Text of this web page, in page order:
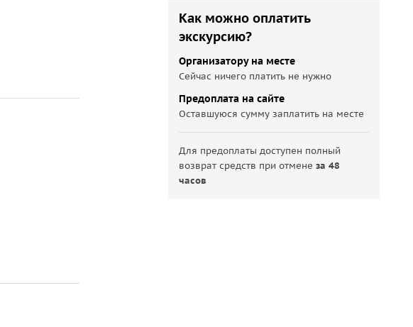
Как можно оплатить
экскурсию?
Организатору на месте
Сейчас ничего платить не нужно
Предоплата на сайте
Оставшуюся сумму заплатить на месте
Для предоплаты доступен полный
возврат средств при отменеза 48
часов